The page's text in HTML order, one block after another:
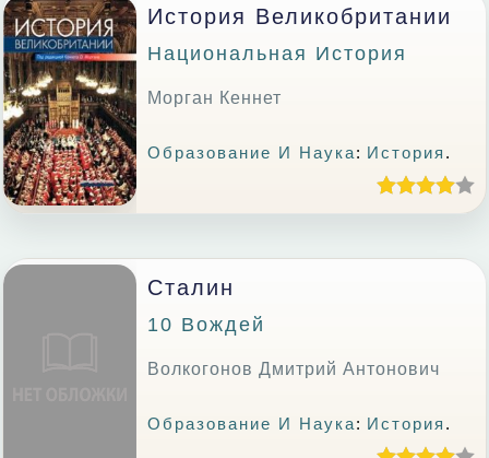
История Великобритании
Национальная История
Морган Кеннет
Образование И Наука: История .
Сталин
10 Вождей
Волкогонов Дмитрий Антонович
Образование И Наука: История .